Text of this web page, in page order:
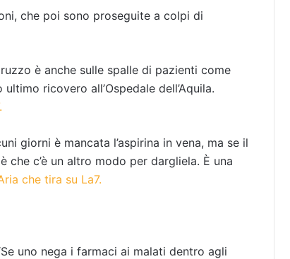
che poi sono proseguite a colpi di
è anche sulle spalle di pazienti come
ricovero all’Ospedale dell’Aquila.
giorni è mancata l’aspirina in vena, ma se il
che c’è un altro modo per dargliela. È una
che tira su La7.
uno nega i farmaci ai malati dentro agli